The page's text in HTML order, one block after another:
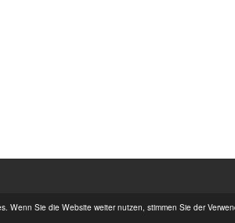
Wenn Sie die Website weiter nutzen, stimmen Sie der